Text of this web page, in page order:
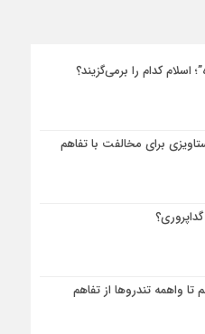
اسلام کدام را برمی‌گزیند؟
برای مخالفت با تفاهم
تا واهمه تندروها از تفاهم